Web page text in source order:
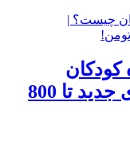
کودکان
چیست؟ | افزایش یارانه نقدی جدید تا 800